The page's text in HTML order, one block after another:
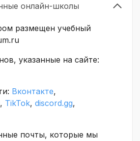
онлайн-школы
размещен учебный
указанные на сайте:
Вконтакте,
, TikTok, discord.gg,
почты, которые мы